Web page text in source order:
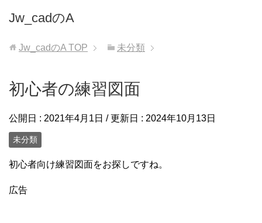
Jw_cadのA
Jw_cadのA TOP 未分類
初心者の練習図面
公開日 : 2021年4月1日 / 更新日 : 2024年10月13日
未分類
初心者向け練習図面をお探しですね。
広告